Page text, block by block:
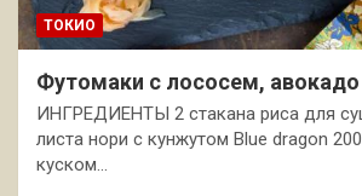
ТОКИО
Футомаки с лососем,
ИНГРЕДИЕНТЫ 2 стакана риса для
листа нори с кунжутом Blue dragon
куском…